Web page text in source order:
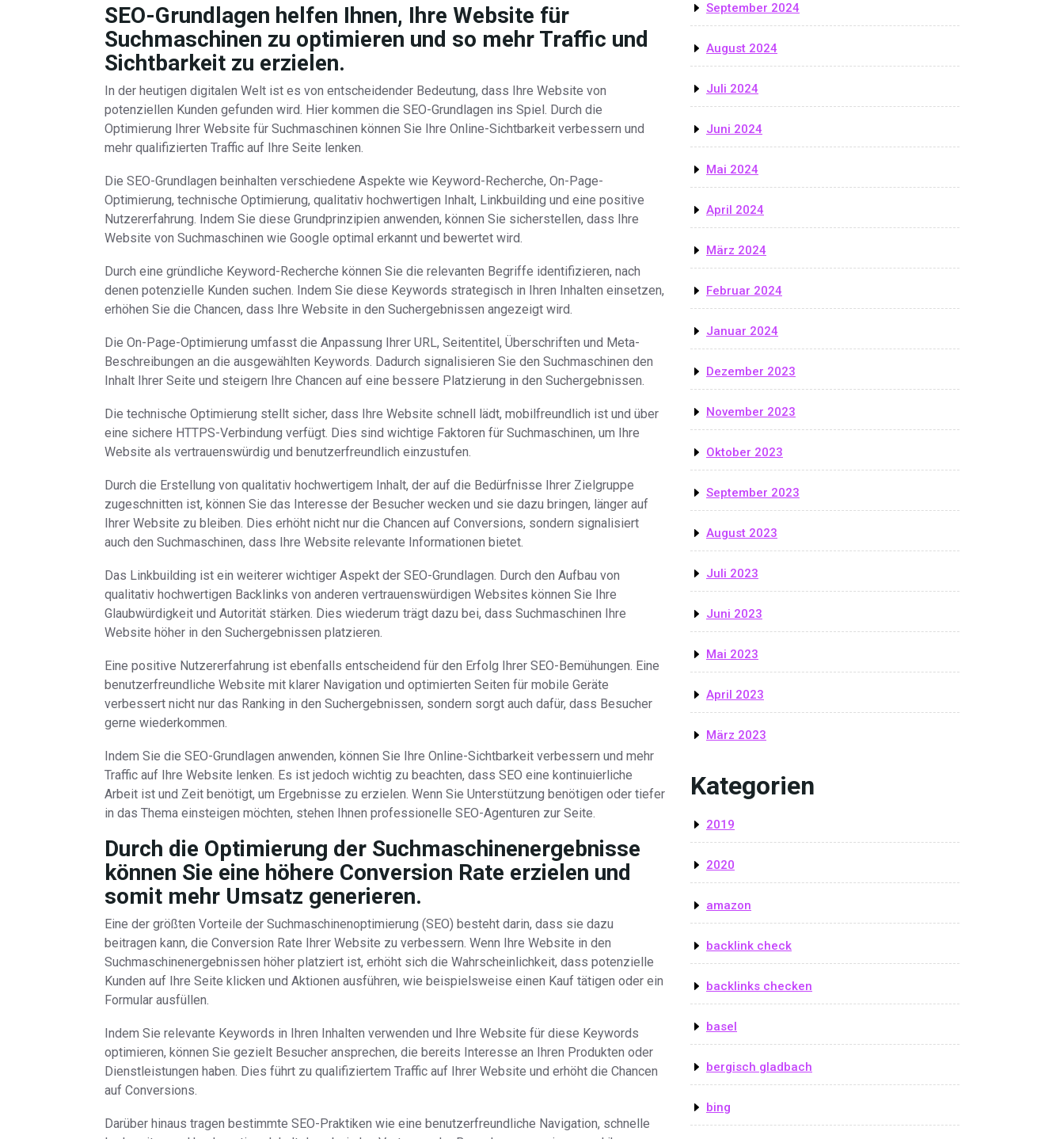
SEO-Grundlagen helfen Ihnen, Ihre Website für
Suchmaschinen zu optimieren und so mehr Traffic und
Sichtbarkeit zu erzielen.
In der heutigen digitalen Welt ist es von entscheidender Bedeutung, dass Ihre Website von
potenziellen Kunden gefunden wird. Hier kommen die SEO-Grundlagen ins Spiel. Durch die
Optimierung Ihrer Website für Suchmaschinen können Sie Ihre Online-Sichtbarkeit verbessern und
mehr qualifizierten Traffic auf Ihre Seite lenken.
Die SEO-Grundlagen beinhalten verschiedene Aspekte wie Keyword-Recherche, On-Page-
Optimierung, technische Optimierung, qualitativ hochwertigen Inhalt, Linkbuilding und eine positive
Nutzererfahrung. Indem Sie diese Grundprinzipien anwenden, können Sie sicherstellen, dass Ihre
Website von Suchmaschinen wie Google optimal erkannt und bewertet wird.
Durch eine gründliche Keyword-Recherche können Sie die relevanten Begriffe identifizieren, nach
denen potenzielle Kunden suchen. Indem Sie diese Keywords strategisch in Ihren Inhalten einsetzen,
erhöhen Sie die Chancen, dass Ihre Website in den Suchergebnissen angezeigt wird.
Die On-Page-Optimierung umfasst die Anpassung Ihrer URL, Seitentitel, Überschriften und Meta-
Beschreibungen an die ausgewählten Keywords. Dadurch signalisieren Sie den Suchmaschinen den
Inhalt Ihrer Seite und steigern Ihre Chancen auf eine bessere Platzierung in den Suchergebnissen.
Die technische Optimierung stellt sicher, dass Ihre Website schnell lädt, mobilfreundlich ist und über
eine sichere HTTPS-Verbindung verfügt. Dies sind wichtige Faktoren für Suchmaschinen, um Ihre
Website als vertrauenswürdig und benutzerfreundlich einzustufen.
Durch die Erstellung von qualitativ hochwertigem Inhalt, der auf die Bedürfnisse Ihrer Zielgruppe
zugeschnitten ist, können Sie das Interesse der Besucher wecken und sie dazu bringen, länger auf
Ihrer Website zu bleiben. Dies erhöht nicht nur die Chancen auf Conversions, sondern signalisiert
auch den Suchmaschinen, dass Ihre Website relevante Informationen bietet.
Das Linkbuilding ist ein weiterer wichtiger Aspekt der SEO-Grundlagen. Durch den Aufbau von
qualitativ hochwertigen Backlinks von anderen vertrauenswürdigen Websites können Sie Ihre
Glaubwürdigkeit und Autorität stärken. Dies wiederum trägt dazu bei, dass Suchmaschinen Ihre
Website höher in den Suchergebnissen platzieren.
Eine positive Nutzererfahrung ist ebenfalls entscheidend für den Erfolg Ihrer SEO-Bemühungen. Eine
benutzerfreundliche Website mit klarer Navigation und optimierten Seiten für mobile Geräte
verbessert nicht nur das Ranking in den Suchergebnissen, sondern sorgt auch dafür, dass Besucher
gerne wiederkommen.
Indem Sie die SEO-Grundlagen anwenden, können Sie Ihre Online-Sichtbarkeit verbessern und mehr
Traffic auf Ihre Website lenken. Es ist jedoch wichtig zu beachten, dass SEO eine kontinuierliche
Arbeit ist und Zeit benötigt, um Ergebnisse zu erzielen. Wenn Sie Unterstützung benötigen oder tiefer
in das Thema einsteigen möchten, stehen Ihnen professionelle SEO-Agenturen zur Seite.
Durch die Optimierung der Suchmaschinenergebnisse
können Sie eine höhere Conversion Rate erzielen und
somit mehr Umsatz generieren.
Eine der größten Vorteile der Suchmaschinenoptimierung (SEO) besteht darin, dass sie dazu
beitragen kann, die Conversion Rate Ihrer Website zu verbessern. Wenn Ihre Website in den
Suchmaschinenergebnissen höher platziert ist, erhöht sich die Wahrscheinlichkeit, dass potenzielle
Kunden auf Ihre Seite klicken und Aktionen ausführen, wie beispielsweise einen Kauf tätigen oder ein
Formular ausfüllen.
Indem Sie relevante Keywords in Ihren Inhalten verwenden und Ihre Website für diese Keywords
optimieren, können Sie gezielt Besucher ansprechen, die bereits Interesse an Ihren Produkten oder
Dienstleistungen haben. Dies führt zu qualifiziertem Traffic auf Ihrer Website und erhöht die Chancen
auf Conversions.
Darüber hinaus tragen bestimmte SEO-Praktiken wie eine benutzerfreundliche Navigation, schnelle
September 2024
August 2024
Juli 2024
Juni 2024
Mai 2024
April 2024
März 2024
Februar 2024
Januar 2024
Dezember 2023
November 2023
Oktober 2023
September 2023
August 2023
Juli 2023
Juni 2023
Mai 2023
April 2023
März 2023
Kategorien
2019
2020
amazon
backlink check
backlinks checken
basel
bergisch gladbach
bing